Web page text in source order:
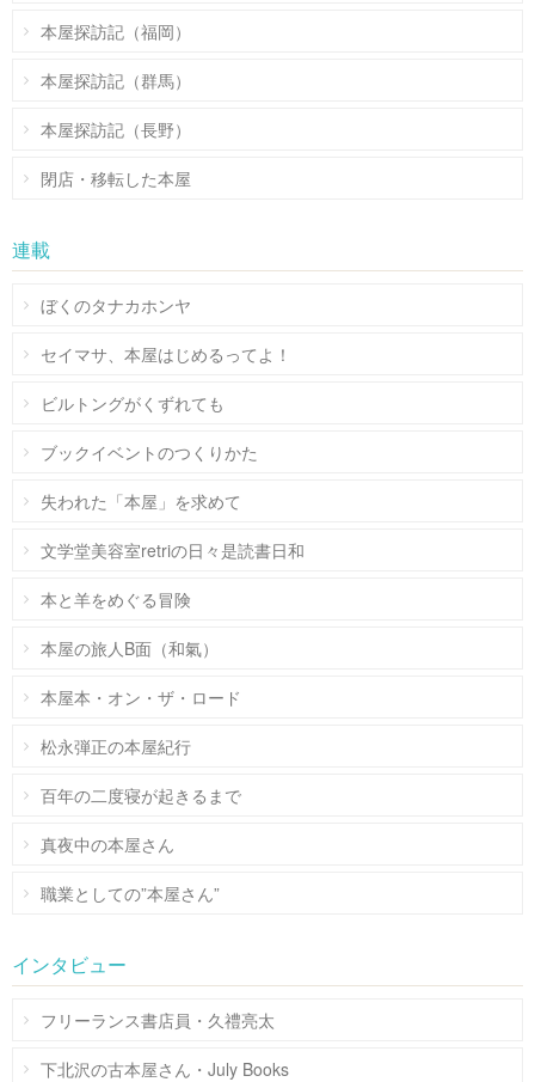
本屋探訪記（福岡）
本屋探訪記（群馬）
本屋探訪記（長野）
閉店・移転した本屋
連載
ぼくのタナカホンヤ
セイマサ、本屋はじめるってよ！
ビルトングがくずれても
ブックイベントのつくりかた
失われた「本屋」を求めて
文学堂美容室retriの日々是読書日和
本と羊をめぐる冒険
本屋の旅人B面（和氣）
本屋本・オン・ザ・ロード
松永弾正の本屋紀行
百年の二度寝が起きるまで
真夜中の本屋さん
職業としての”本屋さん”
インタビュー
フリーランス書店員・久禮亮太
下北沢の古本屋さん・July Books